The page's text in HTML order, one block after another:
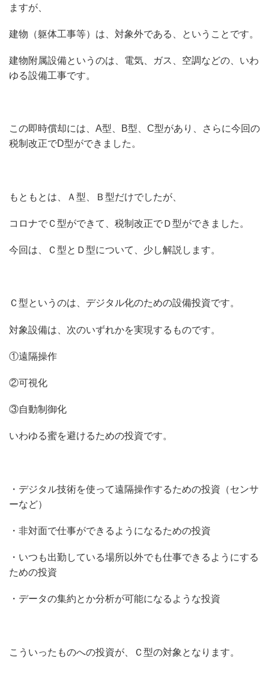
ますが、
建物（躯体工事等）は、対象外である、ということです。
建物附属設備というのは、電気、ガス、空調などの、いわ
ゆる設備工事です。
この即時償却には、A型、B型、C型があり、さらに今回の
税制改正でD型ができました。
もともとは、Ａ型、Ｂ型だけでしたが、
コロナでＣ型ができて、税制改正でＤ型ができました。
今回は、Ｃ型とＤ型について、少し解説します。
Ｃ型というのは、デジタル化のための設備投資です。
対象設備は、次のいずれかを実現するものです。
①遠隔操作
②可視化
③自動制御化
いわゆる蜜を避けるための投資です。
・デジタル技術を使って遠隔操作するための投資（センサ
ーなど）
・非対面で仕事ができるようになるための投資
・いつも出勤している場所以外でも仕事できるようにする
ための投資
・データの集約とか分析が可能になるような投資
こういったものへの投資が、Ｃ型の対象となります。